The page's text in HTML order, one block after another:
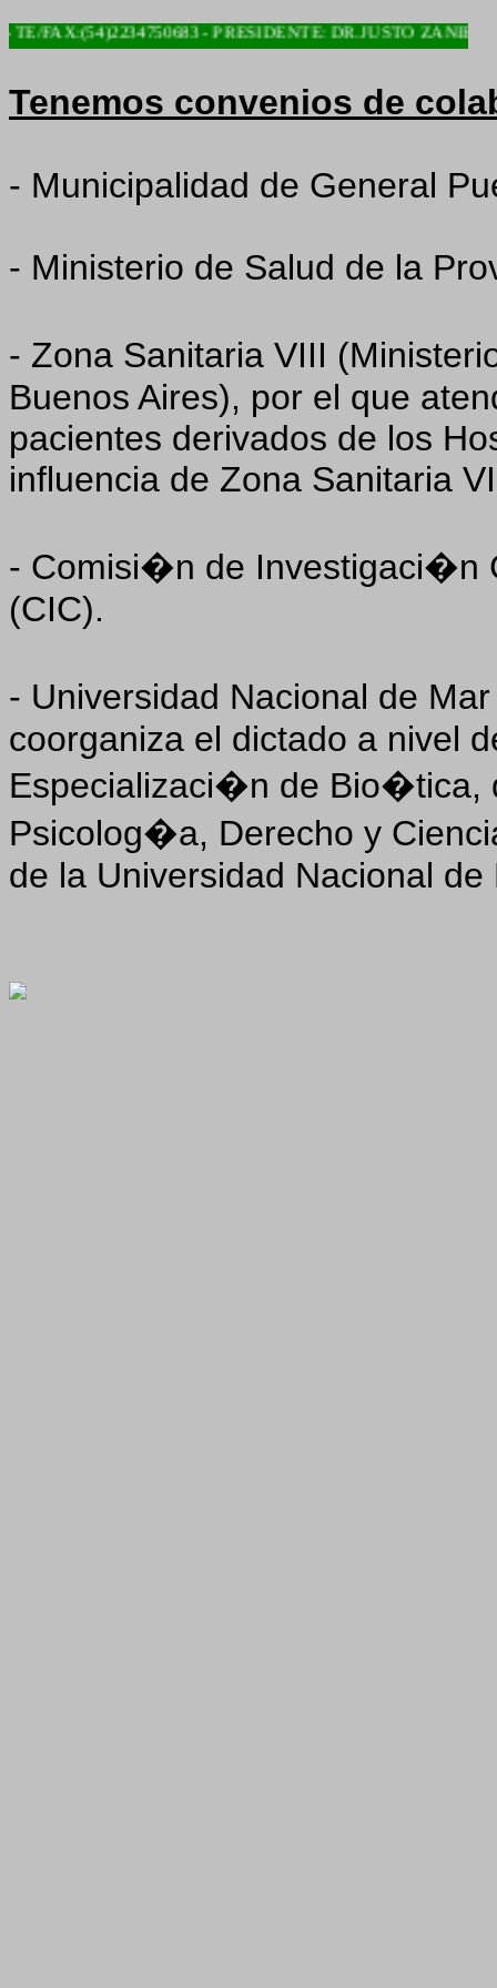
- PRESIDENTE: DR.JUSTO ZANIER
Tenemos convenios de
- Municipalidad de General
- Ministerio de Salud de la
- Zona Sanitaria VIII
Buenos Aires), por el que
pacientes derivados de los
influencia de Zona Sanitaria
- Comisi�n de Investigaci�n
(CIC).
- Universidad Nacional de
coorganiza el dictado a nivel
Especializaci�n de Bio�tica,
Psicolog�a, Derecho y
de la Universidad Nacional de